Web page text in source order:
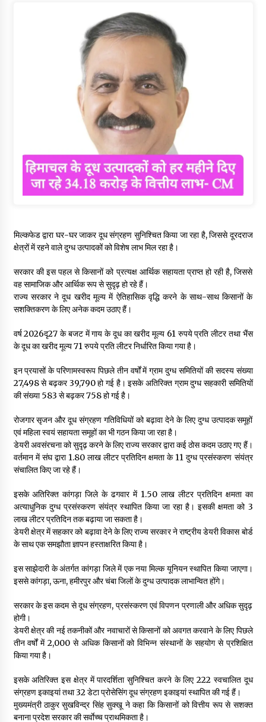
मिल्कफेड द्वारा घर-घर जाकर दूध संग्रहण सुनिश्चित किया जा रहा है, जिससे दूरदराज
क्षेत्रों में रहने वाले दुग्ध उत्पादकों को विशेष लाभ मिल रहा है।
सरकार की इस पहल से किसानों को प्रत्यक्ष आर्थिक सहायता प्राप्त हो रही है, जिससे
वह सामाजिक और आर्थिक रूप से सुदृढ़ हो रहे हैं।
राज्य सरकार ने दूध खरीद मूल्य में ऐतिहासिक वृद्धि करने के साथ-साथ किसानों के
सशक्तिकरण के लिए अनेक कदम उठाए हैं।
वर्ष 2026दृ27 के बजट में गाय के दूध का खरीद मूल्य 61 रुपये प्रति लीटर तथा भैंस
के दूध का खरीद मूल्य 71 रुपये प्रति लीटर निर्धारित किया गया है।
इन प्रयासों के परिणामस्वरूप पिछले तीन वर्षों में ग्राम दुग्ध समितियों की सदस्य संख्या
27,498 से बढ़कर 39,790 हो गई है। इसके अतिरिक्त ग्राम दुग्ध सहकारी समितियों
की संख्या 583 से बढ़कर 758 हो गई है।
रोजगार सृजन और दूध संग्रहण गतिविधियों को बढ़ावा देने के लिए दुग्ध उत्पादक समूहों
एवं महिला स्वयं सहायता समूहों का भी गठन किया जा रहा है।
डेयरी अवसंरचना को सुदृढ़ करने के लिए राज्य सरकार द्वारा कई ठोस कदम उठाए गए हैं।
वर्तमान में संघ द्वारा 1.80 लाख लीटर प्रतिदिन क्षमता के 11 दुग्ध प्रसंस्करण संयंत्र
संचालित किए जा रहे हैं।
इसके अतिरिक्त कांगड़ा जिले के ढगवार में 1.50 लाख लीटर प्रतिदिन क्षमता का
अत्याधुनिक दुग्ध प्रसंस्करण संयंत्र स्थापित किया जा रहा है। इसकी क्षमता को 3
लाख लीटर प्रतिदिन तक बढ़ाया जा सकता है।
डेयरी क्षेत्र में सहकार को बढ़ावा देने के लिए राज्य सरकार ने राष्ट्रीय डेयरी विकास बोर्ड
के साथ एक समझौता ज्ञापन हस्ताक्षरित किया है।
इस साझेदारी के अंतर्गत कांगड़ा जिले में एक नया मिल्क यूनियन स्थापित किया जाएगा।
इससे कांगड़ा, ऊना, हमीरपुर और चंबा जिलों के दुग्ध उत्पादक लाभान्वित होंगे।
सरकार के इस कदम से दूध संग्रहण, प्रसंस्करण एवं विपणन प्रणाली और अधिक सुदृढ़
होगी।
डेयरी क्षेत्र की नई तकनीकों और नवाचारों से किसानों को अवगत करवाने के लिए पिछले
तीन वर्षों में 2,000 से अधिक किसानों को विभिन्न संस्थानों के सहयोग से प्रशिक्षित
किया गया है।
इसके अतिरिक्त इस क्षेत्र में पारदर्शिता सुनिश्चित करने के लिए 222 स्वचालित दूध
संग्रहण इकाइयां तथा 32 डेटा प्रोसेसिंग दूध संग्रहण इकाइयां स्थापित की गई हैं।
मुख्यमंत्री ठाकुर सुखविन्द्र सिंह सुक्खू ने कहा कि किसानों को वित्तीय रूप से सशक्त
बनाना प्रदेश सरकार की सर्वाेच्च प्राथमिकता है।